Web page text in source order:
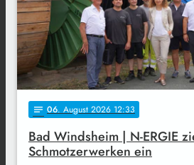
notes 06. August 2026 12:33
Bad Windsheim | N-ERGIE
Schmotzerwerken ein